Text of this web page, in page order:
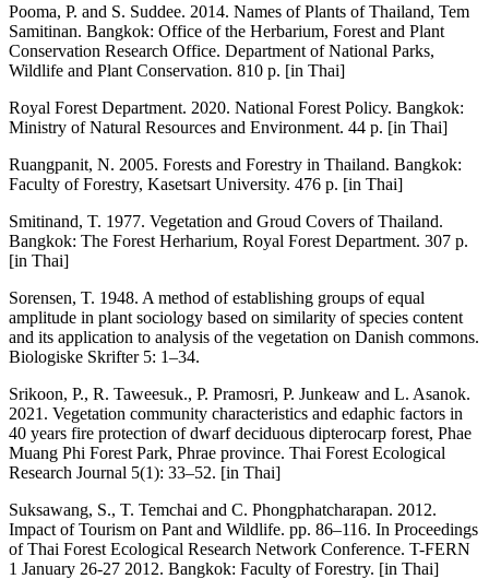
Pooma, P. and S. Suddee. 2014. Names of Plants of Thailand, Tem
Samitinan. Bangkok: Office of the Herbarium, Forest and Plant
Conservation Research Office. Department of National Parks,
Wildlife and Plant Conservation. 810 p. [in Thai]
Royal Forest Department. 2020. National Forest Policy. Bangkok:
Ministry of Natural Resources and Environment. 44 p. [in Thai]
Ruangpanit, N. 2005. Forests and Forestry in Thailand. Bangkok:
Faculty of Forestry, Kasetsart University. 476 p. [in Thai]
Smitinand, T. 1977. Vegetation and Groud Covers of Thailand.
Bangkok: The Forest Herharium, Royal Forest Department. 307 p.
[in Thai]
Sorensen, T. 1948. A method of establishing groups of equal
amplitude in plant sociology based on similarity of species content
and its application to analysis of the vegetation on Danish commons.
Biologiske Skrifter 5: 1–34.
Srikoon, P., R. Taweesuk., P. Pramosri, P. Junkeaw and L. Asanok.
2021. Vegetation community characteristics and edaphic factors in
40 years fire protection of dwarf deciduous dipterocarp forest, Phae
Muang Phi Forest Park, Phrae province. Thai Forest Ecological
Research Journal 5(1): 33–52. [in Thai]
Suksawang, S., T. Temchai and C. Phongphatcharapan. 2012.
Impact of Tourism on Pant and Wildlife. pp. 86–116. In Proceedings
of Thai Forest Ecological Research Network Conference. T-FERN
1 January 26-27 2012. Bangkok: Faculty of Forestry. [in Thai]